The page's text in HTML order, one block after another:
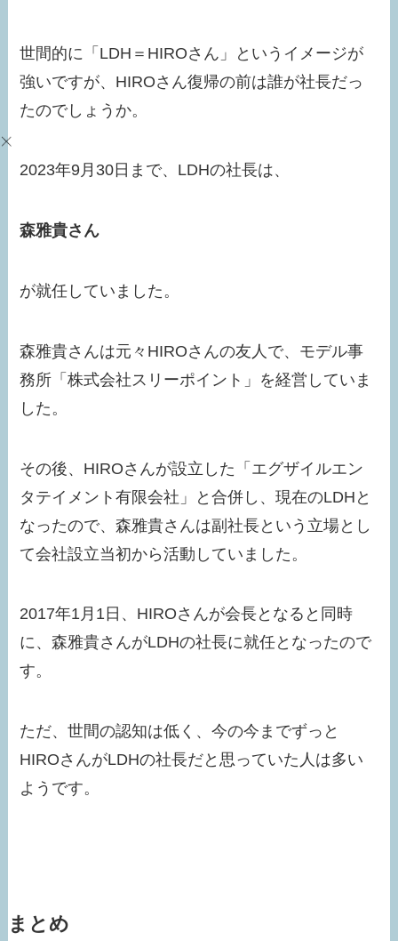
世間的に「LDH＝HIROさん」というイメージが
強いですが、HIROさん復帰の前は誰が社長だっ
たのでしょうか。
2023年9月30日まで、LDHの社長は、
森雅貴さん
が就任していました。
森雅貴さんは元々HIROさんの友人で、モデル事
務所「株式会社スリーポイント」を経営していま
した。
その後、HIROさんが設立した「エグザイルエン
タテイメント有限会社」と合併し、現在のLDHと
なったので、森雅貴さんは副社長という立場とし
て会社設立当初から活動していました。
2017年1月1日、HIROさんが会長となると同時
に、森雅貴さんがLDHの社長に就任となったので
す。
ただ、世間の認知は低く、今の今までずっと
HIROさんがLDHの社長だと思っていた人は多い
ようです。
まとめ